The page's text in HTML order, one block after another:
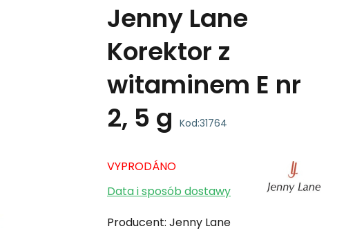
Jenny Lane
Korektor z
witaminem E nr
2, 5 g Kod:31764
VYPRODÁNO
Data i sposób dostawy
Producent: Jenny Lane